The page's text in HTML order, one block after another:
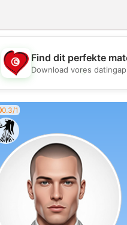
💖
Find dit perfekte
Download vores
0.3/1